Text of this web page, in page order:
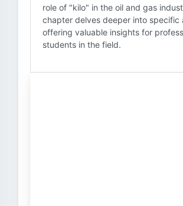
role of "kilo" in the oil and gas
chapter delves deeper into specific
offering valuable insights for
students in the field.